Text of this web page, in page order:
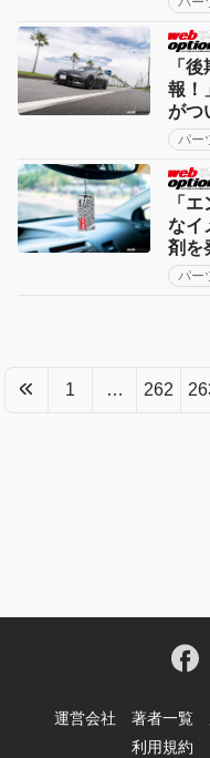
「
報！
がつ
パー
「
なイ
剤を
パー
1 … 262
運営会社 著者一覧
利用規約